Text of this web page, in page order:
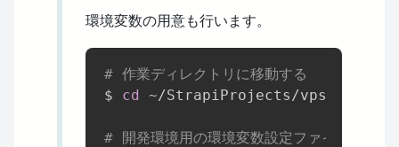
環境変数の用意も行います。
# 作業ディレクトリに移動する
$ cd ~/StrapiProjects/vps-
# 開発環境用の環境変数設定ファイルを用意